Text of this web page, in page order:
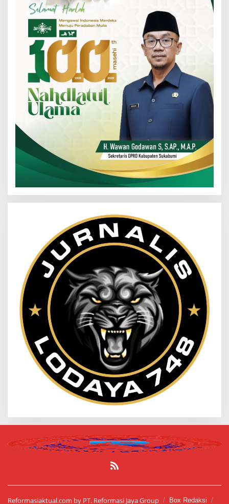
Reformasiaktual.com by PT. Reformasi Jaya Group Box Redaksi